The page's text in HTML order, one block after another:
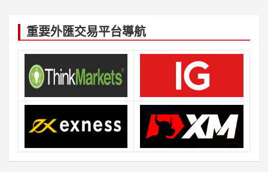
重要外匯交易平台導航